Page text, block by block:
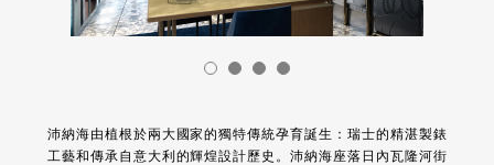
沛納海由植根於兩大國家的獨特傳統孕育誕生：瑞士的精湛製錶
工藝和傳承自意大利的輝煌設計歷史。沛納海座落日內瓦隆河街